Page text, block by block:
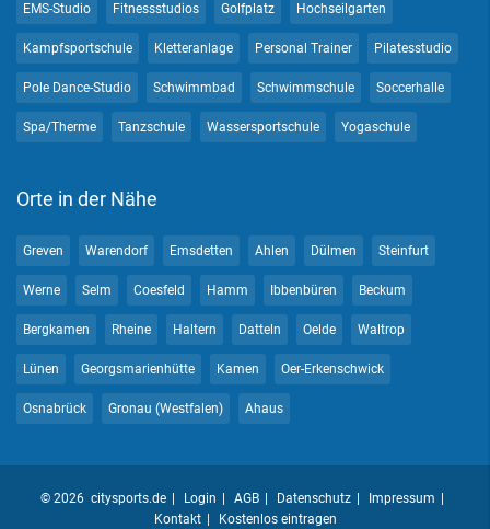
EMS-Studio Fitnessstudios Golfplatz Hochseilgarten
Kampfsportschule Kletteranlage Personal Trainer Pilatesstudio
Pole Dance-Studio Schwimmbad Schwimmschule Soccerhalle
Spa/Therme Tanzschule Wassersportschule Yogaschule
Orte in der Nähe
Greven Warendorf Emsdetten Ahlen Dülmen Steinfurt
Werne Selm Coesfeld Hamm Ibbenbüren Beckum
Bergkamen Rheine Haltern Datteln Oelde Waltrop
Lünen Georgsmarienhütte Kamen Oer-Erkenschwick
Osnabrück Gronau (Westfalen) Ahaus
© 2026 citysports.de Login AGB Datenschutz
Impressum
Kontakt
Kostenlos eintragen